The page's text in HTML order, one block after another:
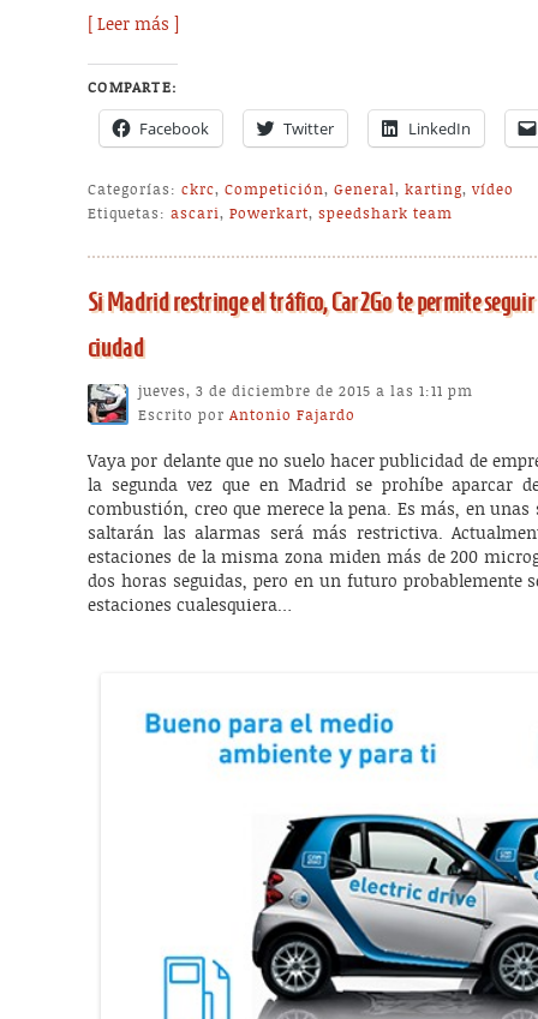
[ Leer más ]
COMPARTE:
Facebook Twitter LinkedIn
Categorías: ckrc,Competición,General,karting,vídeo
Etiquetas: ascari,Powerkart,speedshark team
Si Madrid restringe el tráfico, Car2Go te permite
ciudad
jueves, 3 de diciembre de 2015 a las 1:11 pm
Escrito porAntonio Fajardo
Vaya por delante que no suelo hacer publicidad de
la segunda vez que en Madrid se prohíbe aparcar
combustión, creo que merece la pena. Es más, en
saltarán las alarmas será más restrictiva.
estaciones de la misma zona miden más de 200
dos horas seguidas, pero en un futuro probablemente
estaciones cualesquiera…